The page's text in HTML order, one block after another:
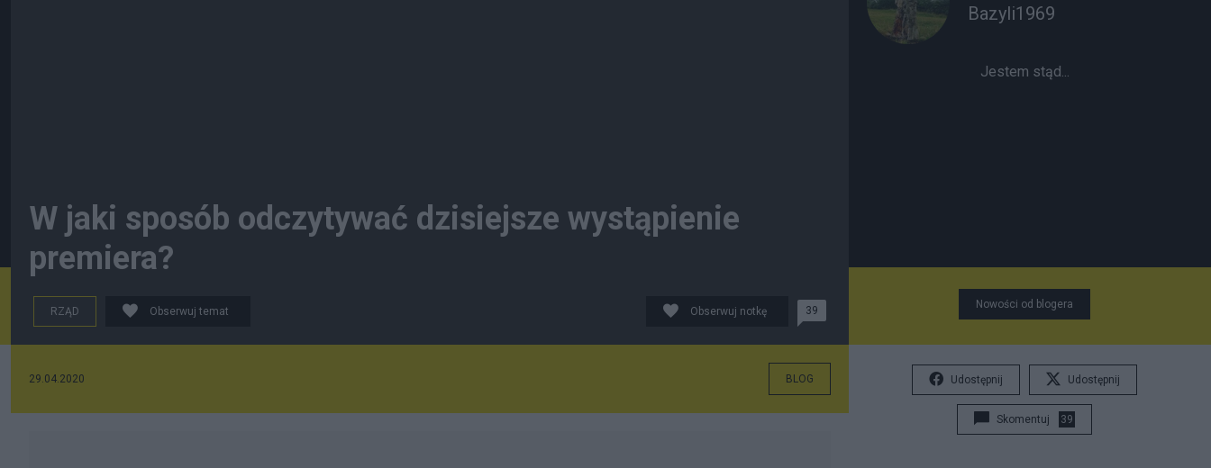
W jaki sposób odczytywać dzisiejsze wystąpienie
premiera?
RZĄD Obserwuj temat Obserwuj notkę 39
29.04.2020 BLOG
Bazyli1969
Jestem stąd...
Nowości od blogera
Udostępnij Udostępnij
Skomentuj 39